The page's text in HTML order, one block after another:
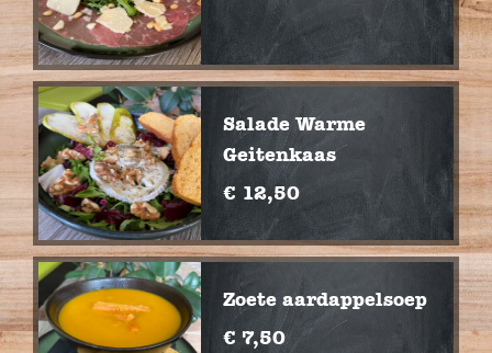
Salade Warme
Geitenkaas
€ 12,50
Zoete aardappelsoep
€ 7,50